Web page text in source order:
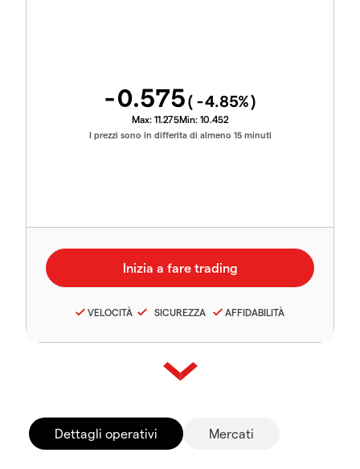
-0.575( -4.85%)
Max: 11.275Min: 10.452
I prezzi sono in differita di almeno 15 minuti
VELOCITÀ SICUREZZA AFFIDABILITÀ
Dettagli operativi Mercati